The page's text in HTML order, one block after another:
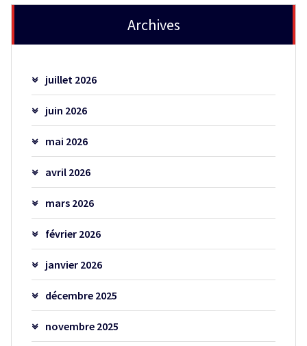
Archives
juillet 2026
juin 2026
mai 2026
avril 2026
mars 2026
février 2026
janvier 2026
décembre 2025
novembre 2025